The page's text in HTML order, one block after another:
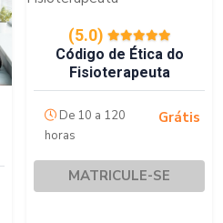
(5.0)
Código de Ética do
Fisioterapeuta
De 10 a 120
horas
Grátis
MATRICULE-SE